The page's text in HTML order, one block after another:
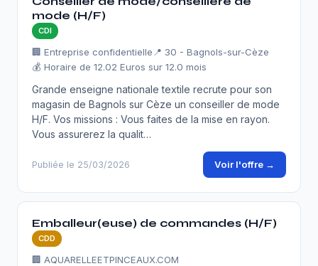
mode (H/F)
CDI
🏢 Entreprise confidentielle 📍 30 - Bagnols-sur-Cèze
💰 Horaire de 12.02 Euros sur 12.0 mois
Grande enseigne nationale textile recrute pour son
magasin de Bagnols sur Cèze un conseiller de mode
H/F. Vos missions : Vous faites de la mise en rayon.
Vous assurerez la qualit…
Publiée le 25/03/2026 Voir l'offre →
Emballeur(euse) de commandes (H/F)
CDD
🏢 AQUARELLEETPINCEAUX.COM